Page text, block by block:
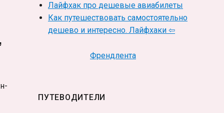
Лайфхак про дешевые авиабилеты
Как путешествовать самостоятельно
дешево и интересно. Лайфхаки ⇦
Френдлента
ПУТЕВОДИТЕЛИ